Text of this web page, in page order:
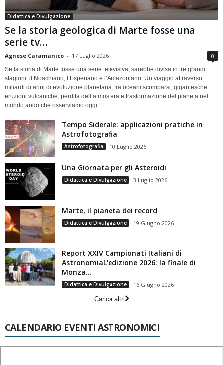
Didattica e Divulgazione
Se la storia geologica di Marte fosse una
serie tv…
Agnese Caramanico - 17 Luglio 2026 0
Se la storia di Marte fosse una serie televisiva, sarebbe divisa in tre grandi
stagioni: il Noachiano, l’Esperiano e l’Amazoniano. Un viaggio attraverso
miliardi di anni di evoluzione planetaria, tra oceani scomparsi, gigantesche
eruzioni vulcaniche, perdita dell’atmosfera e trasformazione del pianeta nel
mondo arido che osserviamo oggi.
Tempo Siderale: applicazioni pratiche in
Astrofotografia
Astrofotografia 10 Luglio 2026
Una Giornata per gli Asteroidi
Didattica e Divulgazione 3 Luglio 2026
Marte, il pianeta dei record
Didattica e Divulgazione 19 Giugno 2026
Report XXIV Campionati Italiani di
AstronomiaL'edizione 2026: la finale di
Monza...
Didattica e Divulgazione
16 Giugno 2026
Carica altri
CALENDARIO EVENTI ASTRONOMICI